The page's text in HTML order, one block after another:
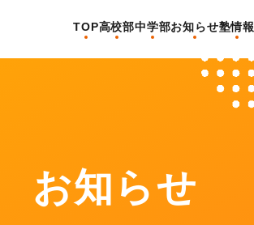
TOP高校部中学部お知らせ塾情報
お知らせ